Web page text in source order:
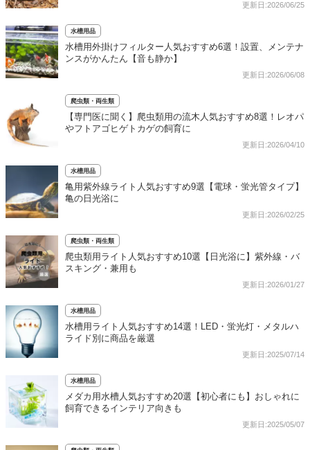
更新日:2026/06/25
水槽用品
水槽用外掛けフィルター人気おすすめ6選！設置、メンテナ
ンスがかんたん【音も静か】
更新日:2026/06/08
爬虫類・両生類
【専門医に聞く】爬虫類用の流木人気おすすめ8選！レオパ
やフトアゴヒゲトカゲの飼育に
更新日:2026/04/10
水槽用品
亀用紫外線ライト人気おすすめ9選【電球・蛍光管タイプ】
亀の日光浴に
更新日:2026/02/25
爬虫類・両生類
爬虫類用ライト人気おすすめ10選【日光浴に】紫外線・バ
スキング・兼用も
更新日:2026/01/27
水槽用品
水槽用ライト人気おすすめ14選！LED・蛍光灯・メタルハ
ライド別に商品を厳選
更新日:2025/07/14
水槽用品
メダカ用水槽人気おすすめ20選【初心者にも】おしゃれに
飼育できるインテリア向きも
更新日:2025/05/07